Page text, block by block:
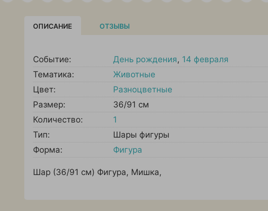
ОПИСАНИЕ ОТЗЫВЫ
Событие: День рождения, 14 февраля
Тематика:
Животные
Цвет:
Разноцветные
Размер:
36/91 см
Количество:
1
Тип:
Шары фигуры
Форма:
Фигура
Шар (36/91 см) Фигура, Мишка,